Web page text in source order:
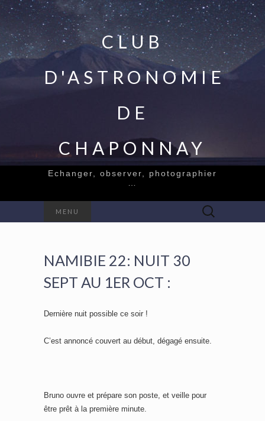
CLUB
D'ASTRONOMIE
DE
CHAPONNAY
Echanger, observer, photographier
MENU Rechercher :
NAMIBIE 22: NUIT 30
SEPT AU 1ER OCT :
Dernière nuit possible ce soir !
C’est annoncé couvert au début, dégagé ensuite.
Bruno ouvre et prépare son poste, et veille pour
être prêt à la première minute.